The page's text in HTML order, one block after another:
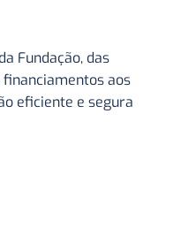
Fundação, das
aos
eficiente e segura